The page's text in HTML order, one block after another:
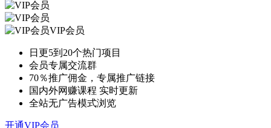
VIP会员
日更5到20个热门项目
会员专属交流群
70％推广佣金，专属推广链接
国内外网赚课程 实时更新
全站无广告模式浏览
开通VIP会员